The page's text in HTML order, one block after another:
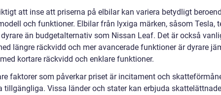
att inse att priserna på elbilar kan variera betydligt
och funktioner. Elbilar från lyxiga märken, såsom Tesla,
än budgetalternativ som Nissan Leaf. Det är också
längre räckvidd och mer avancerade funktioner är dyrare
kortare räckvidd och enklare funktioner.
faktorer som påverkar priset är incitament och
tillgängliga. Vissa länder och stater kan erbjuda